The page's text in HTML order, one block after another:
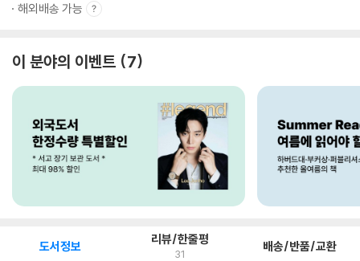
해외배송 가능
이 분야의 이벤트 7
도서정보 리뷰/한줄평
31 배송/반품/교환